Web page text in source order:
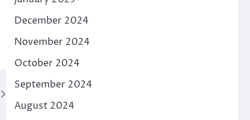
December 2024
November 2024
October 2024
September 2024
August 2024